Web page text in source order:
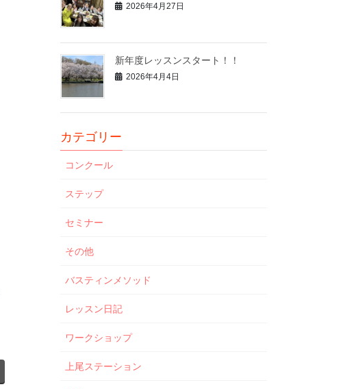
2026年4月27日
新年度レッスンスタート！！
2026年4月4日
カテゴリー
コンクール
ステップ
セミナー
その他
バスティンメソッド
レッスン日記
ワークショップ
上尾ステーション